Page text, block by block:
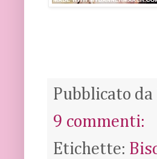
Pubblicato da
9 commenti:
Etichette: